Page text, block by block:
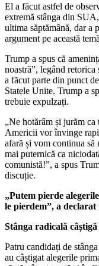
El a făcut astfel de
extremă stânga din
ultima săptămână, dar a
argument pe această
Trump a spus că
noastră”, legând
a făcut parte din punct
Statele Unite. Trump a
trebuie expulzați.
„Ne hotărâm și jurăm
Americii vor învinge
afară și vom continua să
mai puternică ca
comunistă!”, a spus
discuție.
„Putem pierde
le pierdem”, a declarat
Stânga radicală
Patru candidați de
au câștigat alegerile